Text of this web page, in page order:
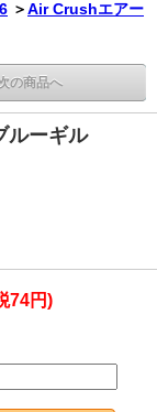
＞Air Crushエアー
の商品へ
ーギル
74円)